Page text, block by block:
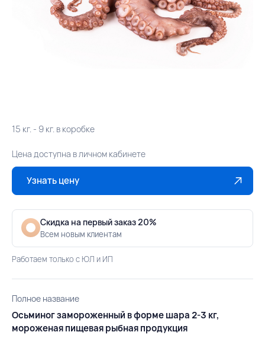
15 кг. - 9 кг. в коробке
Цена доступна в личном кабинете
Узнать цену
Скидка на первый заказ 20%
Всем новым клиентам
Работаем только с ЮЛ и ИП
Полное название
Осьминог замороженный в форме шара 2-3 кг,
мороженая пищевая рыбная продукция